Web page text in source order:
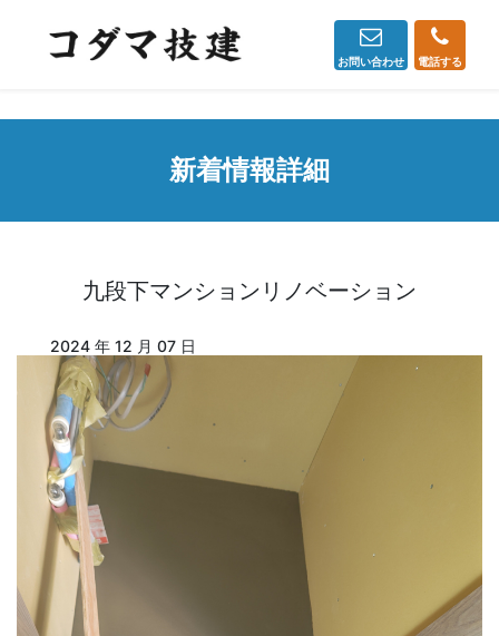
お問い合わせ 電話する
新着情報詳細
九段下マンションリノベーション
2024 年 12 月 07 日